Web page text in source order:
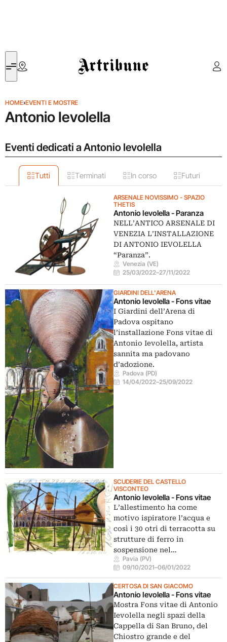
Artribune
HOME›EVENTI E MOSTRE
Antonio Ievolella
Eventi dedicati a Antonio Ievolella
Tutti Terminati In corso Futuri
ARSENALE NOVISSIMO - SPAZIO
THETIS
Antonio Ievolella - Paranza
NELL’ANTICO ARSENALE DI
VENEZIA L’INSTALLAZIONE
DI ANTONIO IEVOLELLA
“Paranza”.
Venezia (VE)
25/03/2022–27/11/2022
GIARDINI DELL'ARENA
Antonio Ievolella - Fons vitae
I Giardini dell’Arena di
Padova ospitano
l’installazione Fons vitae di
Antonio Ievolella, artista
sannita ma padovano
d’adozione.
Padova (PD)
14/04/2022–25/09/2022
SCUDERIE DEL CASTELLO
VISCONTEO
Antonio Ievolella - Fons vitae
L’allestimento ha come
motivo ispiratore l’acqua e
così i 30 otri di terracotta su
strutture di ferro in
sospensione nel…
Pavia (PV)
09/10/2021–06/01/2022
CERTOSA DI SAN GIACOMO
Antonio Ievolella - Fons vitae
Mostra Fons vitae di Antonio
Ievolella negli spazi della
Cappella di San Bruno, del
Chiostro grande e del